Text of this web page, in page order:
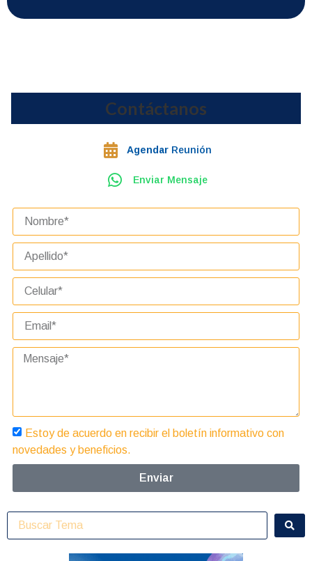
Contáctanos
Agendar Reunión
Enviar Mensaje
Estoy de acuerdo en recibir el boletín informativo con
novedades y beneficios.
Enviar